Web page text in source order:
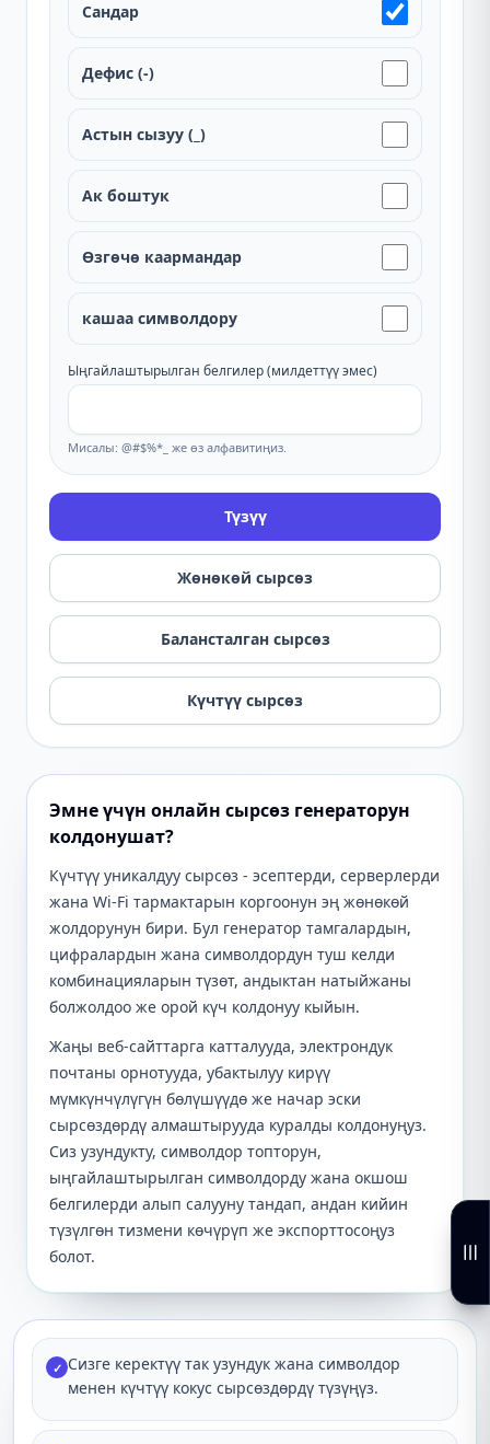
Сандар
Дефис (-)
Астын сызуу (_)
Ак боштук
Өзгөчө каармандар
кашаа символдору
Ыңгайлаштырылган белгилер (милдеттүү эмес)
Мисалы: @#$%*_ же өз алфавитиңиз.
Түзүү
Жөнөкөй сырсөз
Балансталган сырсөз
Күчтүү сырсөз
Эмне үчүн онлайн сырсөз генераторун
колдонушат?
Күчтүү уникалдуу сырсөз - эсептерди, серверлерди
жана Wi-Fi тармактарын коргоонун эң жөнөкөй
жолдорунун бири. Бул генератор тамгалардын,
цифралардын жана символдордун туш келди
комбинацияларын түзөт, андыктан натыйжаны
болжолдоо же орой күч колдонуу кыйын.
Жаңы веб-сайттарга катталууда, электрондук
почтаны орнотууда, убактылуу кирүү
мүмкүнчүлүгүн бөлүшүүдө же начар эски
сырсөздөрдү алмаштырууда куралды колдонуңуз.
Сиз узундукту, символдор топторун,
ыңгайлаштырылган символдорду жана окшош
белгилерди алып салууну тандап, андан кийин
түзүлгөн тизмени көчүрүп же экспорттосоңуз
болот.
✓ Сизге керектүү так узундук жана символдор
менен күчтүү кокус сырсөздөрдү түзүңүз.